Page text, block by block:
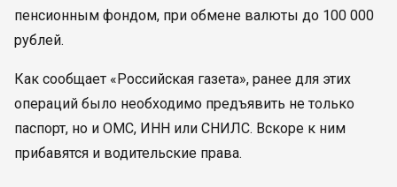
пенсионным фондом, при обмене валюты до 100 000
рублей.
Как сообщает «Российская газета», ранее для этих
операций было необходимо предъявить не только
паспорт, но и ОМС, ИНН или СНИЛС. Вскоре к ним
прибавятся и водительские права.